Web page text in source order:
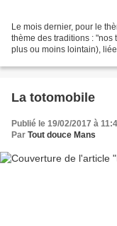
Le mois dernier, pour le
thème des traditions :
plus ou moins lointain),
La totomobile
Publié le 19/02/2017 à
Par Tout douce Mans